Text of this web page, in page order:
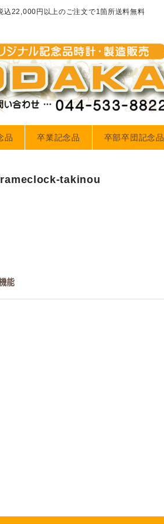
込22,000円以上のご注文で1箇所送料無料
品 卒業記念品 卒部卒団記念品
takinou